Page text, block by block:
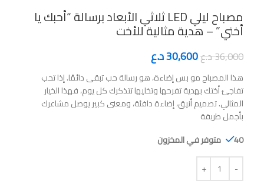
مصباح ليلي LED ثلاثي الأبعاد برسالة “أحبك يا
أختي” – هدية مثالية للأخت
36,000د.ع30,600د.ع
هذا المصباح مو بس إضاءة، هو رسالة حب تبقى دائمًا. إذا تحب
تفاجئ أختك بهدية تفرحها وتخليها تتذكرك كل يوم، فهذا الخيار
المثالي. تصميم أنيق، إضاءة دافئة، ومعنى كبير يوصل مشاعرك
بأجمل طريقة
40 متوفر في المخزون